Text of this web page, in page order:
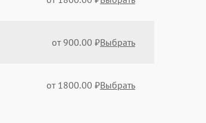
от 900.00 ₽Выбрать
от 1800.00 ₽Выбрать